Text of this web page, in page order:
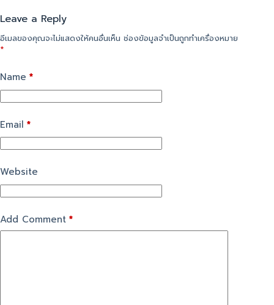
Leave a Reply
อีเมลของคุณจะไม่แสดงให้คนอื่นเห็น ช่องข้อมูลจำเป็นถูกทำเครื่องหมาย
*
Name *
Email *
Website
Add Comment *